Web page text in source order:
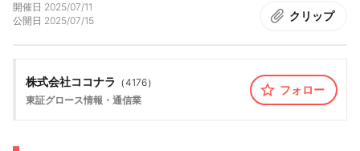
開催日 2025/07/11
公開日 2025/07/15 クリップ
株式会社ココナラ （4176）
東証グロース情報・通信業
フォロー